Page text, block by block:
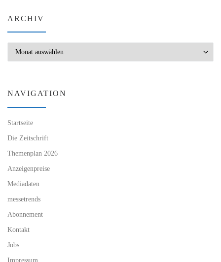
ARCHIV
NAVIGATION
Startseite
Die Zeitschrift
Themenplan 2026
Anzeigenpreise
Mediadaten
messetrends
Abonnement
Kontakt
Jobs
Impressum